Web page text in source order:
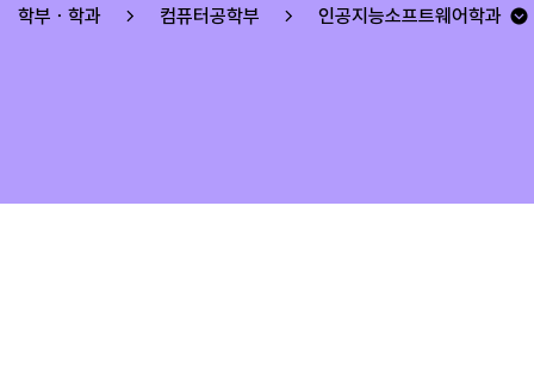
학부ㆍ학과 컴퓨터공학부 인공지능소프트웨어학과